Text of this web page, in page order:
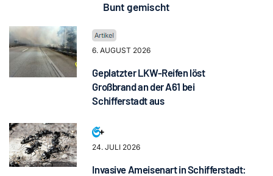
Bunt gemischt
6. AUGUST 2026
Geplatzter LKW-Reifen löst
Großbrand an der A61 bei
Schifferstadt aus
24. JULI 2026
Invasive Ameisenart in Schifferstadt: